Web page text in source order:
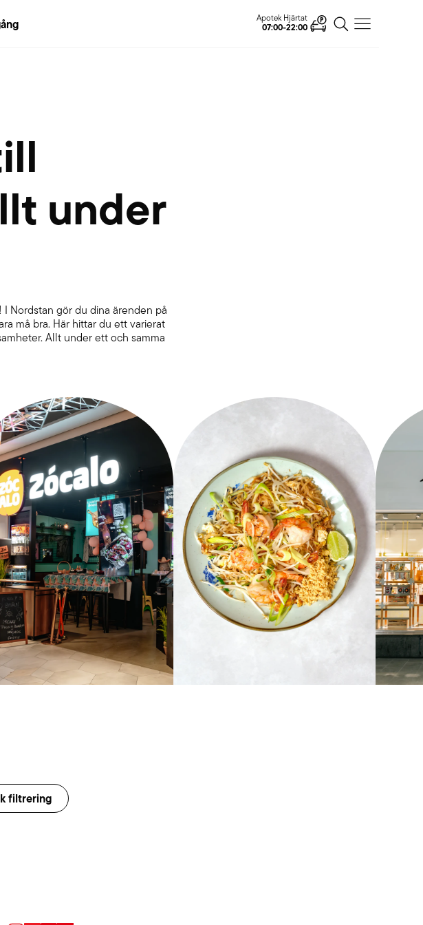
Apotek Hjärtat
07:00-22:00
under
Nordstan gör du dina ärenden på
må bra. Här hittar du ett varierat
Allt under ett och samma
filtrering